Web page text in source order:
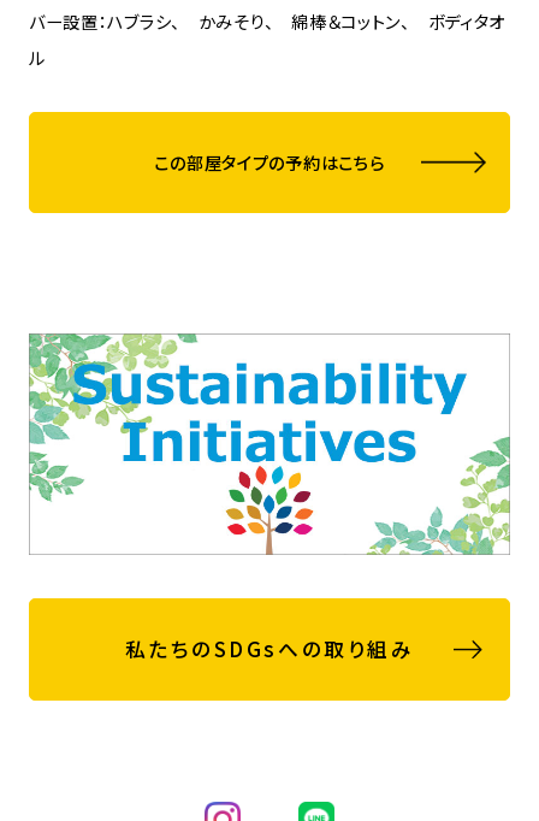
バー設置：ハブラシ、 かみそり、 綿棒＆コットン、 ボディタオ
ル
この部屋タイプの予約はこちら
私たちのSDGsへの取り組み